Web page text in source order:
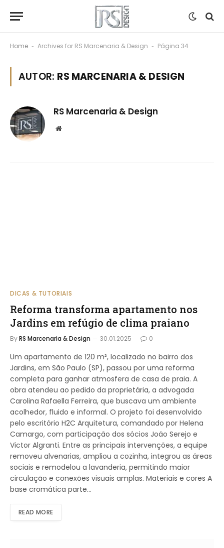
Home - Archives for RS Marcenaria & Design - Página 34
AUTOR: RS MARCENARIA & DESIGN
RS Marcenaria & Design
Website
DICAS & TUTORIAIS
Reforma transforma apartamento nos
Jardins em refúgio de clima praiano
ByRS Marcenaria & Design 30.01.2025 0
Um apartamento de 120 m², localizado no bairro dos
Jardins, em São Paulo (SP), passou por uma reforma
completa para ganhar atmosfera de casa de praia. A
obra atendeu ao pedido da proprietária, a advogada
Carolina Rafaella Ferreira, que buscava um ambiente
acolhedor, fluido e informal. O projeto foi desenvolvido
pelo escritório H2C Arquitetura, comandado por Helena
Camargo, com participação dos sócios João Serejo e
Victor Algranti. Entre as principais intervenções, a equipe
removeu alvenarias, ampliou a cozinha, integrou as áreas
sociais e remodelou a lavanderia, permitindo maior
circulação e conexões visuais amplas. Materiais e cores A
base cromática parte…
READ MORE